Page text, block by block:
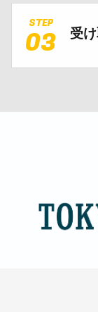
STEP
03 受